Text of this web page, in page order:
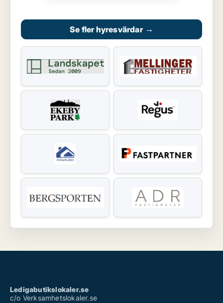
Se fler hyresvärdar →
Ledigabutikslokaler.se
c/o Verksamhetslokaler.se